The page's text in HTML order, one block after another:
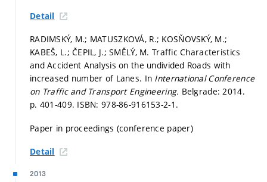
Detail
RADIMSKÝ, M.; MATUSZKOVÁ, R.; KOSŇOVSKÝ, M.;
KABEŠ, L.; ČEPIL, J.; SMĚLÝ, M. Traffic Characteristics
and Accident Analysis on the undivided Roads with
increased number of Lanes. In International Conference
on Traffic and Transport Engineering. Belgrade: 2014.
p. 401-409. ISBN: 978-86-916153-2-1.
Paper in proceedings (conference paper)
Detail
2013